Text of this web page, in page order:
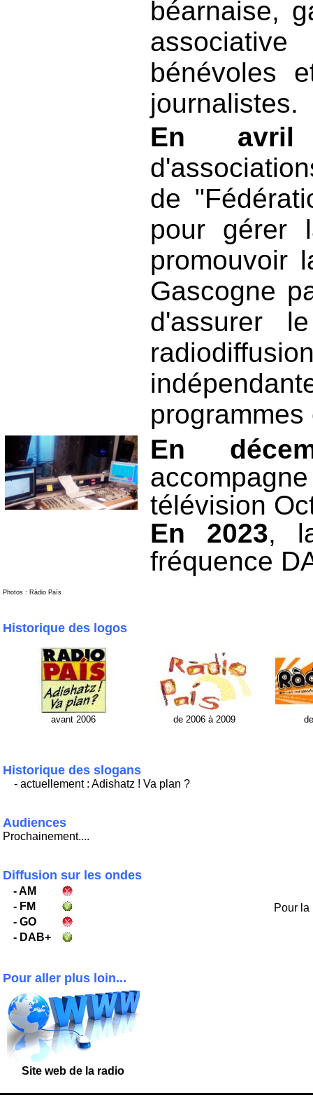
béarnaise,
bénévoles
journalistes.
En avril
de
pour gérer
promouvoir
Gascogne
d'assurer
En
télévision
En 2023,
fréquence
Photos : Ràdio País
Historique des logos
avant 2006 de 2006 à 2009
Historique des slogans
- actuellement : Adishatz ! Va plan ?
Audiences
Prochainement....
Diffusion sur les ondes
- AM
Pour la
- FM
- GO
- DAB+
Pour aller plus loin...
Site web de la radio